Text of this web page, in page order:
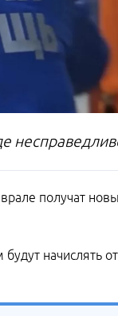
получат
начислять